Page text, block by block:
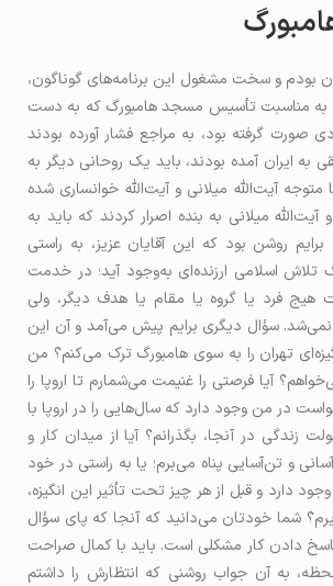
که تهران بودم و سخت مشغول این برنامه‌های گوناگون،
به مناسبت تأسیس مسجد هامبورگ که به دست
صورت گرفته بود، به مراجع فشار آورده بودند
ایران آمده بودند، باید یک روحانی دیگر به
متوجه آیت‌الله میلانی و آیت‌الله خوانساری شده
آیت‌الله میلانی به بنده اصرار کردند که باید به
برایم روشن بود که این آقایان عزیز، به‌ راستی
تلاش اسلامی ارزنده‌ای به‌وجود آید؛ در خدمت
هيج فرد یا گروه یا مقام یا هدف دیگر، ولی
سؤال دیگری برایم پیش می‌آمد و آن این
تهران را به سوی هامبورگ ترک می‌کنم؟ من
آیا فرصتی را غنیمت می‌شمارم تا اروپا را
در من وجود دارد که سال‌هایی را در اروپا با
زندگی در آنجا، بگذرانم؟ آیا از میدان کار و
و تن‌آسایی پناه می‌برم؛ یا به راستی در خود
دارد و قبل از هر چیز تحت تأثیر این انگیزه،
شما خودتان می‌دانید که آنجا که پای سؤال
دادن کار مشکلی است. باید با کمال صراحت
به آن جواب روشنی که انتظارش را داشتم